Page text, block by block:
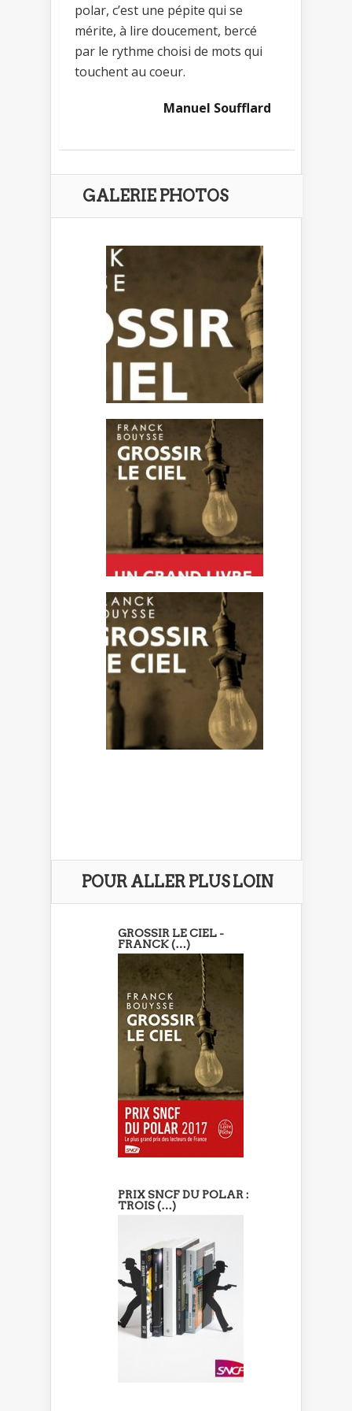
polar, c’est une pépite qui se
mérite, à lire doucement, bercé
par le rythme choisi de mots qui
touchent au coeur.
Manuel Soufflard
GALERIE PHOTOS
POUR ALLER PLUS LOIN
GROSSIR LE CIEL -
FRANCK (…)
PRIX SNCF DU POLAR :
TROIS (…)